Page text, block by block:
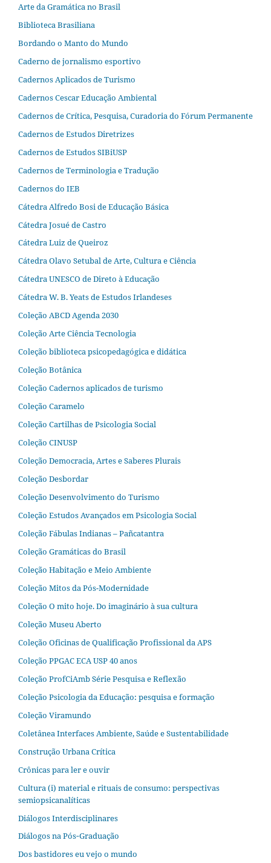
Arte da Gramática no Brasil
Biblioteca Brasiliana
Bordando o Manto do Mundo
Caderno de jornalismo esportivo
Cadernos Aplicados de Turismo
Cadernos Cescar Educação Ambiental
Cadernos de Crítica, Pesquisa, Curadoria do Fórum Permanente
Cadernos de Estudos Diretrizes
Cadernos de Estudos SIBiUSP
Cadernos de Terminologia e Tradução
Cadernos do IEB
Cátedra Alfredo Bosi de Educação Básica
Cátedra Josué de Castro
Cátedra Luiz de Queiroz
Cátedra Olavo Setubal de Arte, Cultura e Ciência
Cátedra UNESCO de Direto à Educação
Cátedra W. B. Yeats de Estudos Irlandeses
Coleção ABCD Agenda 2030
Coleção Arte Ciência Tecnologia
Coleção biblioteca psicopedagógica e didática
Coleção Botânica
Coleção Cadernos aplicados de turismo
Coleção Caramelo
Coleção Cartilhas de Psicologia Social
Coleção CINUSP
Coleção Democracia, Artes e Saberes Plurais
Coleção Desbordar
Coleção Desenvolvimento do Turismo
Coleção Estudos Avançados em Psicologia Social
Coleção Fábulas Indianas – Pañcatantra
Coleção Gramáticas do Brasil
Coleção Habitação e Meio Ambiente
Coleção Mitos da Pós-Modernidade
Coleção O mito hoje. Do imaginário à sua cultura
Coleção Museu Aberto
Coleção Oficinas de Qualificação Profissional da APS
Coleção PPGAC ECA USP 40 anos
Coleção ProfCiAmb Série Pesquisa e Reflexão
Coleção Psicologia da Educação: pesquisa e formação
Coleção Viramundo
Coletânea Interfaces Ambiente, Saúde e Sustentabilidade
Construção Urbana Crítica
Crônicas para ler e ouvir
Cultura (i) material e rituais de consumo: perspectivas
semiopsicanalíticas
Diálogos Interdisciplinares
Diálogos na Pós‐Graduação
Dos bastidores eu vejo o mundo